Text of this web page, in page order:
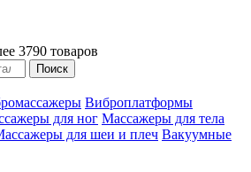
3790 товаров
Виброплатформы
для ног Массажеры для тела
для шеи и плеч Вакуумные
Поиск